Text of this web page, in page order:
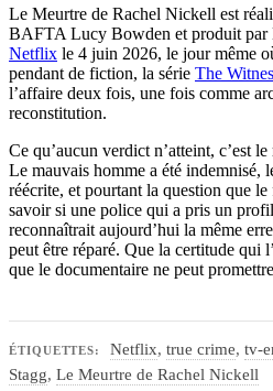
Le Meurtre de Rachel Nickell est
BAFTA Lucy Bowden et produit par
Netflix le 4 juin 2026, le jour même
pendant de fiction, la série The
l’affaire deux fois, une fois comme
reconstitution.
Ce qu’aucun verdict n’atteint, c’est
Le mauvais homme a été indemnisé,
réécrite, et pourtant la question que
savoir si une police qui a pris un
reconnaîtrait aujourd’hui la même
peut être réparé. Que la certitude qui
que le documentaire ne peut
ÉTIQUETTES: Netflix, true crime, tv-
Stagg, Le Meurtre de Rachel Nickell